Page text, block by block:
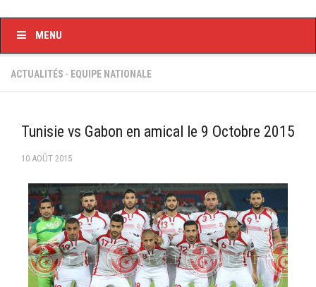
Ligue I – 2019/2020
Feuilles de match 2018/2019
Feuille de match 2017/2018
–Ligue I–
–Ligue II–
Feuille de match 2016/2017
-Ligue I-
-Ligue II-
-Ligue III-
MENU
ACTUALITÉS · EQUIPE NATIONALE
Tunisie vs Gabon en amical le 9 Octobre 2015
10 AOÛT 2015